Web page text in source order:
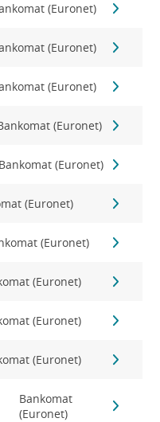
(Euronet)
(Euronet)
(Euronet)
(Euronet)
Bankomat (Euronet)
(Euronet)
(Euronet)
(Euronet)
(Euronet)
(Euronet)
Bankomat
(Euronet)